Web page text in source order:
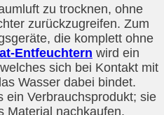
zu trocknen, ohne
zurückzugreifen. Zum
die komplett ohne
Entfeuchtern wird ein
sich bei Kontakt mit
Wasser dabei bindet.
ein Verbrauchsprodukt; sie
Material nachkaufen.